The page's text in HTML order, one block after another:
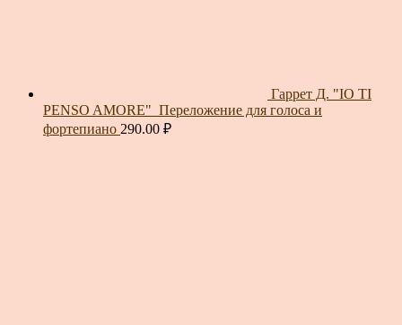
Гаррет Д. "IO TI
PENSO AMORE"_Переложение для голоса и
фортепиано 290.00 ₽